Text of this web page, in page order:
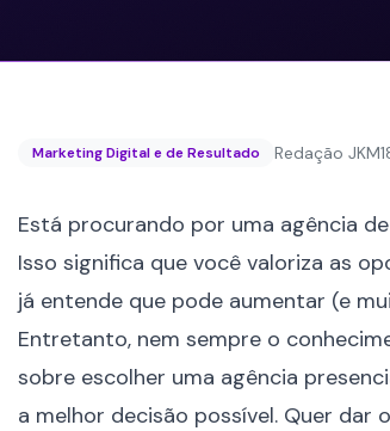
Marketing Digital e de Resultado Redação JKM
Está procurando por uma agência
Isso significa que você valoriza as
já entende que pode aumentar (e
Entretanto, nem sempre o
sobre escolher uma agência
a melhor decisão possível. Quer dar